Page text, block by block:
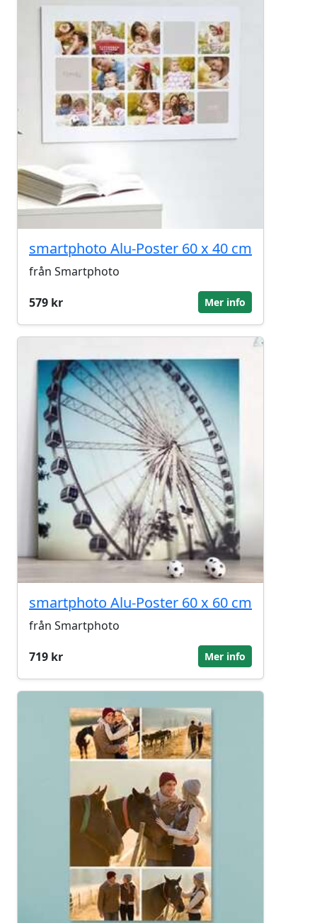
smartphoto Alu-Poster 60 x 40 cm
från Smartphoto
579 kr
Mer info
smartphoto Alu-Poster 60 x 60 cm
från Smartphoto
719 kr
Mer info